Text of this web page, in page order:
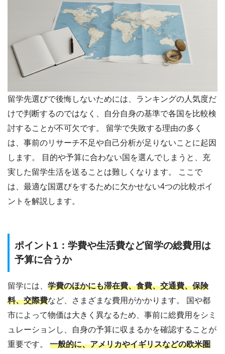
留学先選びで後悔しないためには、ランキングの人気度だ
けで判断するのではなく、自分自身の基準で各国を比較検
討することが不可欠です。 留学で失敗する理由の多く
は、事前のリサーチ不足や自己分析が足りないことに起因
します。 目的や予算に合わない国を選んでしまうと、充
実した留学生活を送ることは難しくなります。 ここで
は、最適な国選びをするために欠かせない4つの比較ポイ
ントを解説します。
ポイント1：学費や生活費など留学の総費用は
予算に合うか
留学には、 学費のほかにも滞在費、食費、交通費、保険
料、交際費など、さまざまな費用がかかります。 国や都
市によって物価は大きく異なるため、事前に総費用をシミ
ュレーションし、自身の予算に収まるかを確認することが
重要です。 一般的に、アメリカやイギリスなどの欧米圏